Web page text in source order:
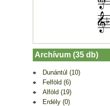
Archívum (35 db)
Dunántúl (10)
Felföld (6)
Alföld (19)
Erdély (0)